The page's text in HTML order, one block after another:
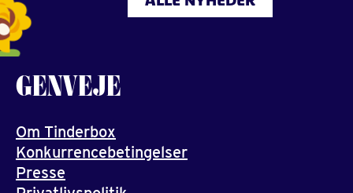
GENVEJE
Om Tinderbox
Konkurrencebetingelser
Presse